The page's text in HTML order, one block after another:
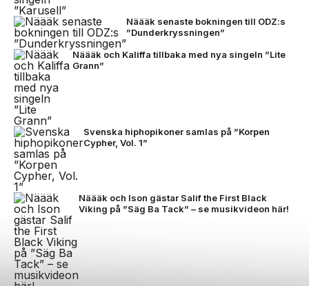
Näääk senaste bokningen till ODZ:s
”Dunderkryssningen”
Näääk och Kaliffa tillbaka med nya singeln ”Lite
Grann”
Svenska hiphopikoner samlas på ”Korpen
Cypher, Vol. 1”
Näääk och Ison gästar Salif the First Black
Viking på ”Säg Ba Tack” – se musikvideon här!